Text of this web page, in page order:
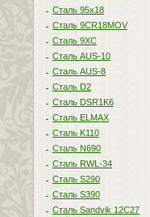
Сталь 95х18
Сталь 9CR18MOV
Сталь 9ХС
Сталь AUS-10
Сталь AUS-8
Сталь D2
Сталь DSR1K6
Сталь ELMAX
Сталь K110
Сталь N690
Сталь RWL-34
Сталь S290
Сталь S390
Сталь Sandvik 12C27